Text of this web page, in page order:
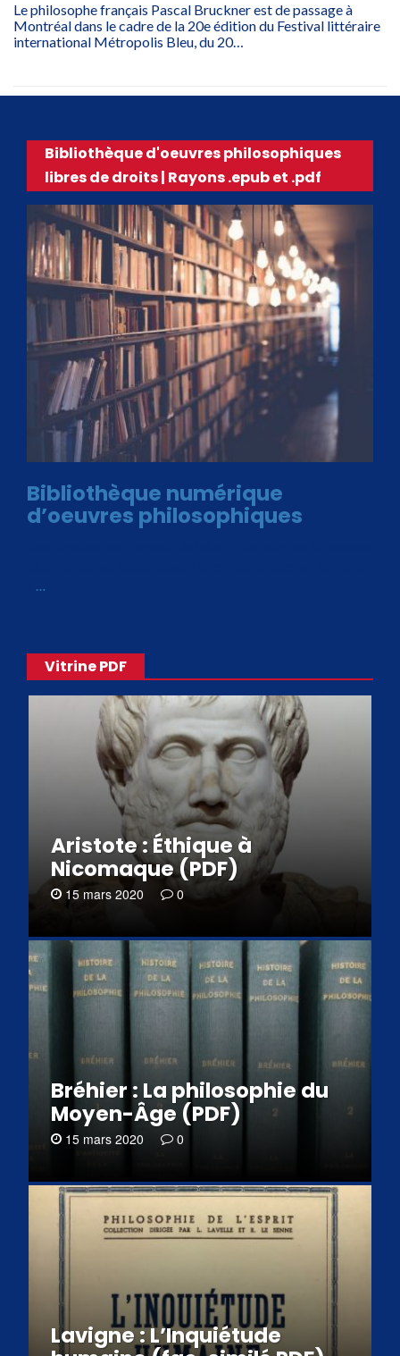
Le philosophe français Pascal Bruckner est de passage à
Montréal dans le cadre de la 20e édition du Festival littéraire
international Métropolis Bleu, du 20…
Bibliothèque d'oeuvres philosophiques
libres de droits | Rayons .epub et .pdf
Bibliothèque numérique
d’oeuvres philosophiques
…
Vitrine PDF
Aristote : Éthique à
Nicomaque (PDF)
15 mars 2020 0
Bréhier : La philosophie du
Moyen-Âge (PDF)
15 mars 2020 0
Lavigne : L’Inquiétude